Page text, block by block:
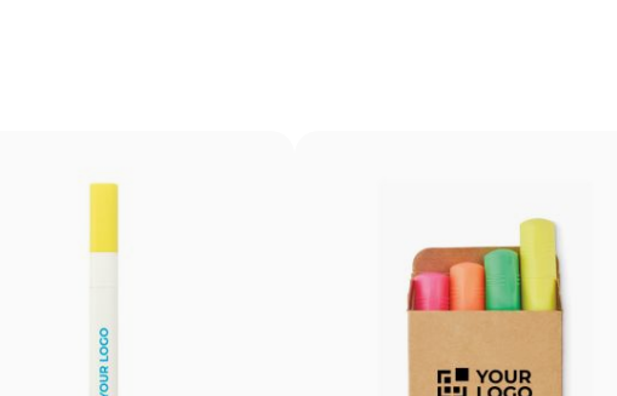
de détail